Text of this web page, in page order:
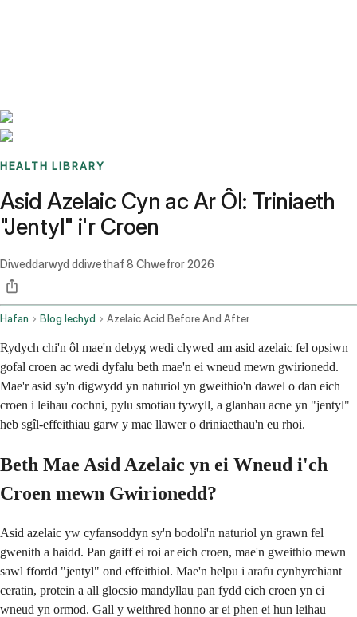
HEALTH LIBRARY
Asid Azelaic Cyn ac Ar Ôl: Triniaeth
"Jentyl" i'r Croen
Diweddarwyd ddiwethaf 8 Chwefror 2026
Hafan Blog Iechyd Azelaic Acid Before And After
Rydych chi'n ôl mae'n debyg wedi clywed am asid azelaic fel opsiwn
gofal croen ac wedi dyfalu beth mae'n ei wneud mewn gwirionedd.
Mae'r asid sy'n digwydd yn naturiol yn gweithio'n dawel o dan eich
croen i leihau cochni, pylu smotiau tywyll, a glanhau acne yn "jentyl"
heb sgîl-effeithiau garw y mae llawer o driniaethau'n eu rhoi.
Beth Mae Asid Azelaic yn ei Wneud i'ch
Croen mewn Gwirionedd?
Asid azelaic yw cyfansoddyn sy'n bodoli'n naturiol yn grawn fel
gwenith a haidd. Pan gaiff ei roi ar eich croen, mae'n gweithio mewn
sawl ffordd "jentyl" ond effeithiol. Mae'n helpu i arafu cynhyrchiant
ceratin, protein a all glocsio mandyllau pan fydd eich croen yn ei
wneud yn ormod. Gall y weithred honno ar ei phen ei hun leihau